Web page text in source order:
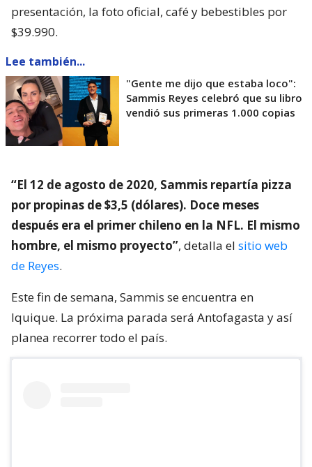
presentación, la foto oficial, café y bebestibles por
$39.990.
Lee también...
"Gente me dijo que estaba loco":
Sammis Reyes celebró que su libro
vendió sus primeras 1.000 copias
“El 12 de agosto de 2020, Sammis repartía pizza
por propinas de $3,5 (dólares). Doce meses
después era el primer chileno en la NFL. El mismo
hombre, el mismo proyecto”, detalla el sitio web
de Reyes.
Este fin de semana, Sammis se encuentra en
Iquique. La próxima parada será Antofagasta y así
planea recorrer todo el país.